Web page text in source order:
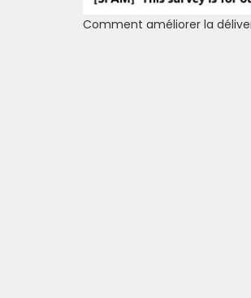
Comment améliorer la